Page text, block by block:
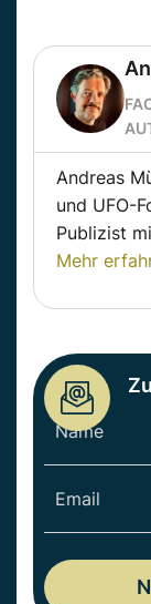
Andreas
und UFO-
Publizist
Mehr